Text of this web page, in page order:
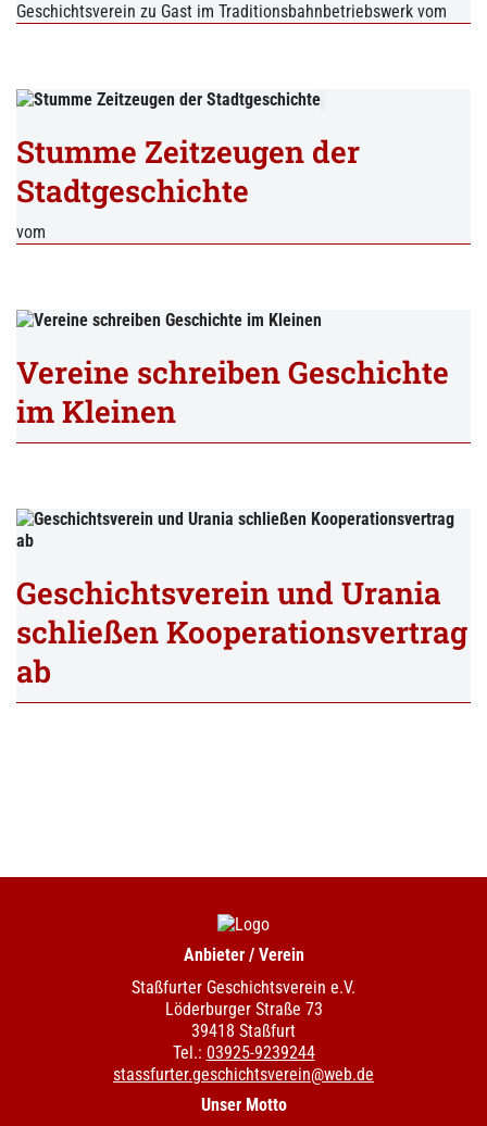
Geschichtsverein zu Gast im Traditionsbahnbetriebswerk vom
Stumme Zeitzeugen der
Stadtgeschichte
vom
Vereine schreiben Geschichte
im Kleinen
Geschichtsverein und Urania
schließen Kooperationsvertrag
ab
Anbieter / Verein
Staßfurter Geschichtsverein e.V.
Löderburger Straße 73
39418 Staßfurt
Tel.: 03925-9239244
stassfurter.geschichtsverein@web.de
Unser Motto